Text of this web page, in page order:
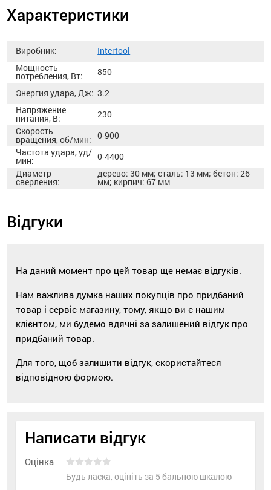
Характеристики
Виробник:
Intertool
Мощность
потребления, Вт:
850
Энергия удара, Дж: 3.2
Напряжение
питания, В:
230
Скорость
вращения, об/мин: 0-900
Частота удара, уд/
мин:
0-4400
Диаметр
сверления:
дерево: 30 мм; сталь: 13 мм; бетон: 26
мм; кирпич: 67 мм
Відгуки
На даний момент про цей товар ще немає відгуків.
Нам важлива думка наших покупців про придбаний
товар і сервіс магазину, тому, якщо ви є нашим
клієнтом, ми будемо вдячні за залишений відгук про
придбаний товар.
Для того, щоб залишити відгук, скористайтеся
відповідною формою.
Написати відгук
Оцінка
Будь ласка, оцініть за 5 бальною шкалою